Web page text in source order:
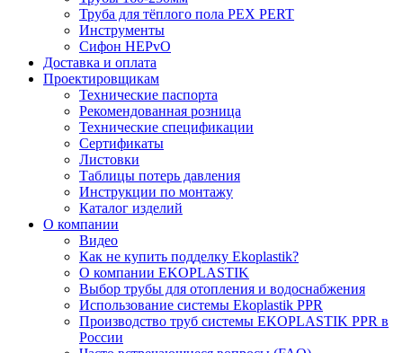
Труба для тёплого пола PEX PERT
Инструменты
Сифон HEPvO
Доставка и оплата
Проектировщикам
Технические паспорта
Рекомендованная розница
Технические спецификации
Сертификаты
Листовки
Таблицы потерь давления
Инструкции по монтажу
Каталог изделий
О компании
Видео
Как не купить подделку Ekoplastik?
О компании EKOPLASTIK
Выбор трубы для отопления и водоснабжения
Использование системы Ekoplastik PPR
Производство труб системы EKOPLASTIK PPR в
России